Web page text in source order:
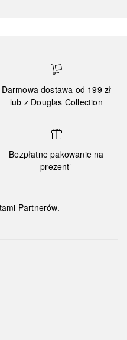
Darmowa dostawa od 199 zł
lub z Douglas Collection
Bezpłatne pakowanie na
prezent¹
Partnerów.